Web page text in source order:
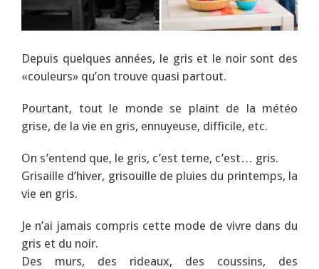
Depuis quelques années, le gris et le noir sont des
«couleurs» qu’on trouve quasi partout.
Pourtant, tout le monde se plaint de la météo
grise, de la vie en gris, ennuyeuse, difficile, etc.
On s’entend que, le gris, c’est terne, c’est… gris.
Grisaille d’hiver, grisouille de pluies du printemps, la
vie en gris.
Je n’ai jamais compris cette mode de vivre dans du
gris et du noir.
Des murs, des rideaux, des coussins, des